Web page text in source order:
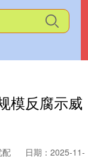
模反腐示威
配
日期：2025-11-